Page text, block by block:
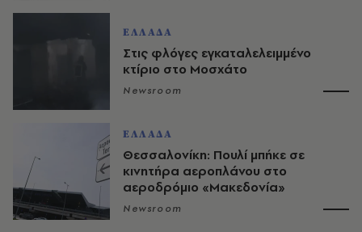
ΕΛΛΑΔΑ
Στις φλόγες εγκαταλελειμμένο
κτίριο στο Μοσχάτο
Newsroom
ΕΛΛΑΔΑ
Θεσσαλονίκη: Πουλί μπήκε σε
κινητήρα αεροπλάνου στο
αεροδρόμιο «Μακεδονία»
Newsroom